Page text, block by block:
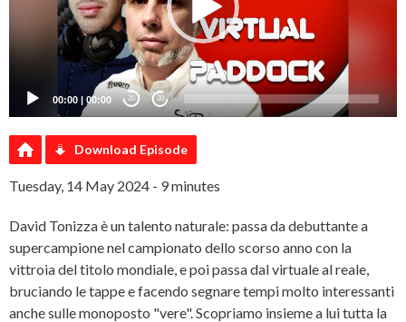
00:00 | 00:00 20 20
Download Episode
Tuesday, 14 May 2024 - 9 minutes
David Tonizza è un talento naturale: passa da debuttante a
supercampione nel campionato dello scorso anno con la
vittroia del titolo mondiale, e poi passa dal virtuale al reale,
bruciando le tappe e facendo segnare tempi molto interessanti
anche sulle monoposto "vere". Scopriamo insieme a lui tutta la